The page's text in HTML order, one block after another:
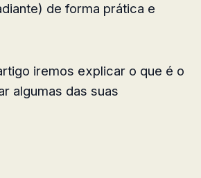
de forma prática e
iremos explicar o que é o
algumas das suas